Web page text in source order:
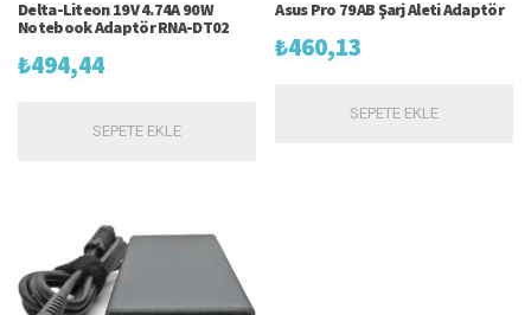
Delta-Liteon 19V 4.74A 90W
Notebook Adaptör RNA-DT02
₺494,44
SEPETE EKLE
Asus Pro 79AB Şarj Aleti Adaptör
₺460,13
SEPETE EKLE